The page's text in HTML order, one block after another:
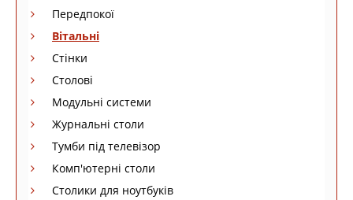
Передпокої
Вітальні
Стінки
Столові
Модульні системи
Журнальні столи
Тумби під телевізор
Комп'ютерні столи
Столики для ноутбуків